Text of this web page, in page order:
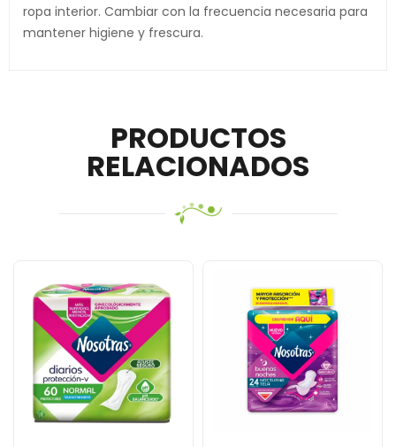
ropa interior. Cambiar con la frecuencia necesaria para
mantener higiene y frescura.
PRODUCTOS
RELACIONADOS